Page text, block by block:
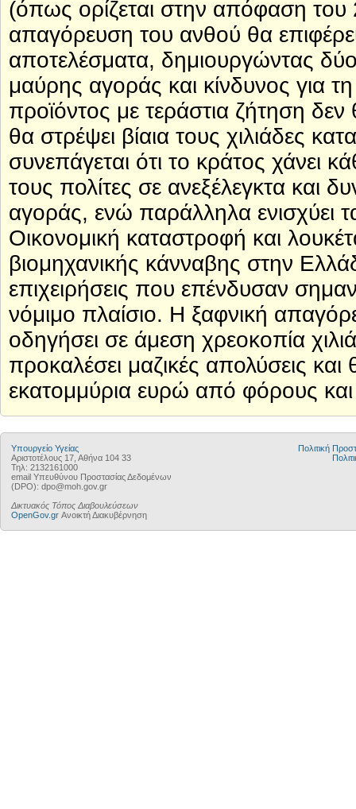
(όπως ορίζεται στην απόφαση
απαγόρευση του ανθού θα
αποτελέσματα, δημιουργώντας
μαύρης αγοράς και κίνδυνος για
προϊόντος με τεράστια ζήτηση
θα στρέψει βίαια τους χιλιάδες
συνεπάγεται ότι το κράτος χάνει
τους πολίτες σε ανεξέλεγκτα και
αγοράς, ενώ παράλληλα ενισχύει
Οικονομική καταστροφή και
βιομηχανικής κάνναβης στην
επιχειρήσεις που επένδυσαν
νόμιμο πλαίσιο. Η ξαφνική
οδηγήσει σε άμεση χρεοκοπία
προκαλέσει μαζικές απολύσεις
εκατομμύρια ευρώ από φόρους και
Υπουργείο Υγείας
Αριστοτέλους 17, Αθήνα 104 33
Τηλ: 2132161000
email Υπευθύνου Προστασίας Δεδομένων
(DPO): dpo@moh.gov.gr
Δικτυακός Τόπος Διαβουλεύσεων
OpenGov.gr Ανοικτή Διακυβέρνηση
Πολιτική